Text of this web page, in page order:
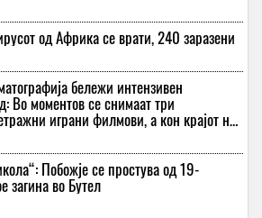
од Африка се врати, 240 заразени
бележи интензивен
Во моментов се снимаат три
играни филмови, а кон крајот на
клапа и на четвртиот
Побожје се простува од 19-
загина во Бутел